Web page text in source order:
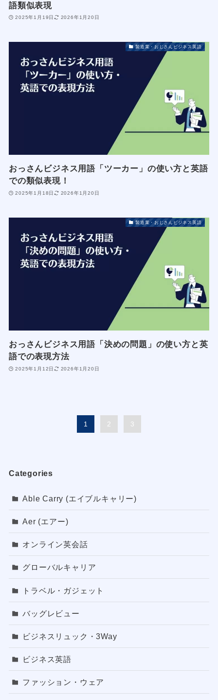
語類似表現
2025年1月19日 2026年1月20日
製造業・おじさんビジネス英語
おっさんビジネス用語「ツーカー」の使い方と英語
での類似表現！
2025年1月18日 2026年1月20日
製造業・おじさんビジネス英語
おっさんビジネス用語「決めの問題」の使い方と英
語での表現方法
2025年1月12日 2026年1月20日
1 2 3
Categories
Able Carry (エイブルキャリー)
Aer (エアー)
オンライン英会話
グローバルキャリア
トラベル・ガジェット
バッグレビュー
ビジネスリュック・3Way
ビジネス英語
ファッション・ウェア